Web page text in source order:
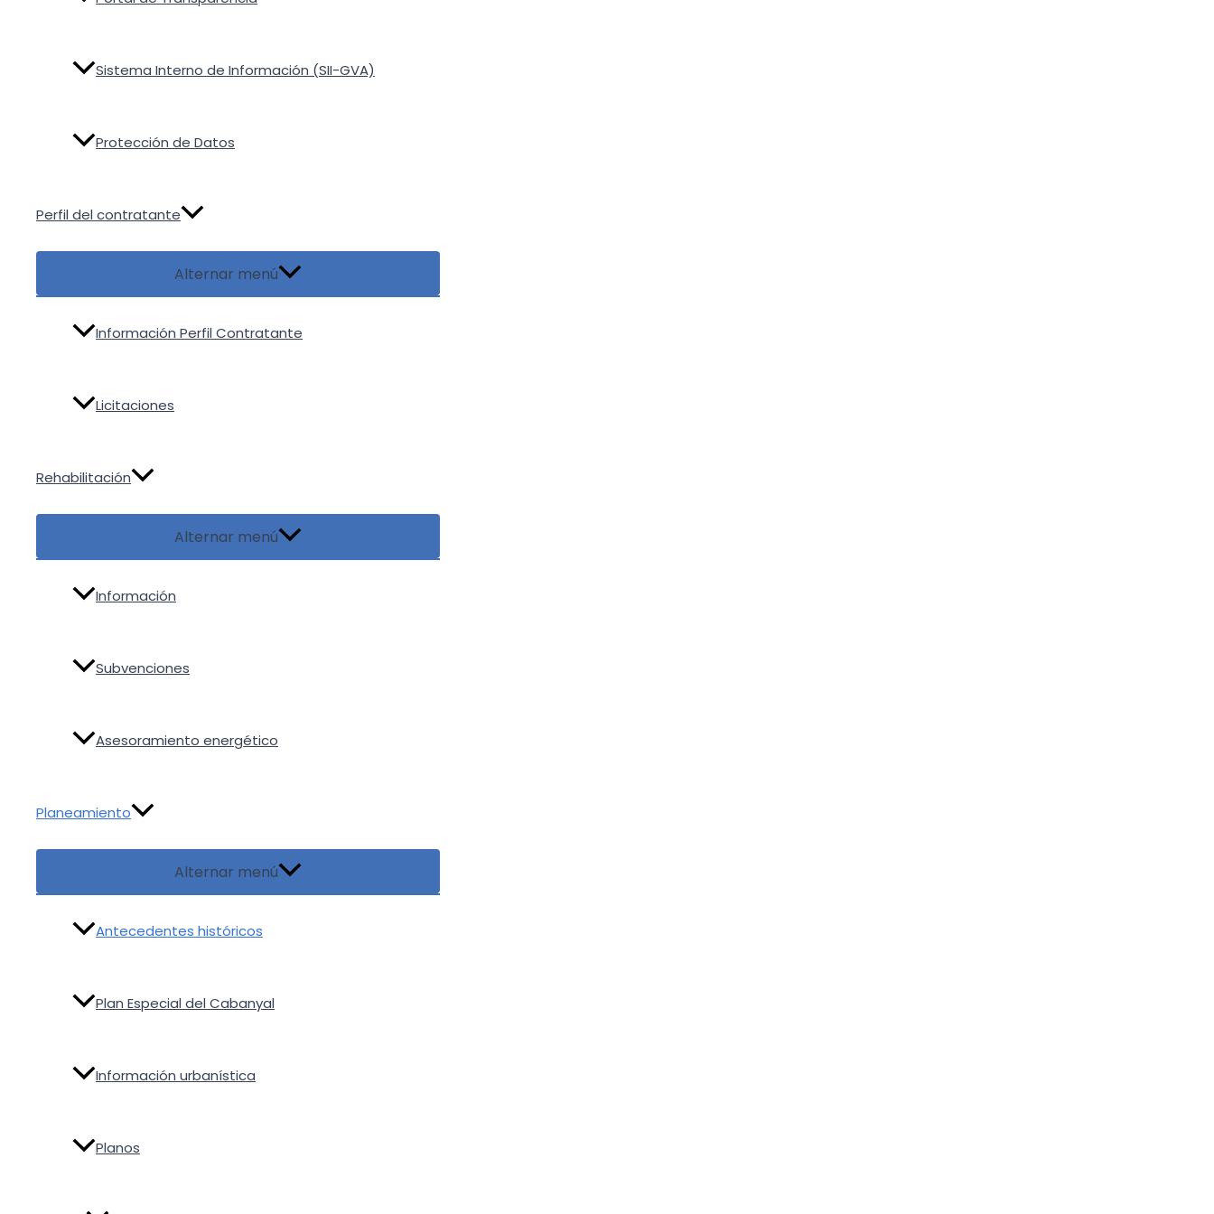
Sistema Interno de Información (SII-GVA)
Protección de Datos
Perfil del contratante
Alternar menú
Información Perfil Contratante
Licitaciones
Rehabilitación
Alternar menú
Información
Subvenciones
Asesoramiento energético
Planeamiento
Alternar menú
Antecedentes históricos
Plan Especial del Cabanyal
Información urbanística
Planos